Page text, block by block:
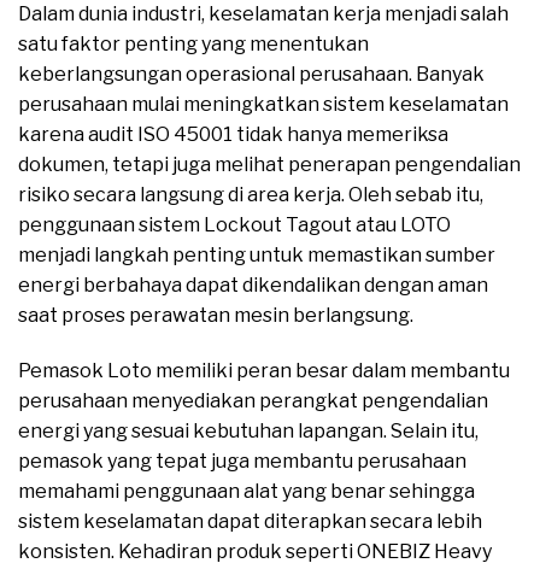
Dalam dunia industri, keselamatan kerja menjadi salah
satu faktor penting yang menentukan
keberlangsungan operasional perusahaan. Banyak
perusahaan mulai meningkatkan sistem keselamatan
karena audit ISO 45001 tidak hanya memeriksa
dokumen, tetapi juga melihat penerapan pengendalian
risiko secara langsung di area kerja. Oleh sebab itu,
penggunaan sistem Lockout Tagout atau LOTO
menjadi langkah penting untuk memastikan sumber
energi berbahaya dapat dikendalikan dengan aman
saat proses perawatan mesin berlangsung.
Pemasok Loto memiliki peran besar dalam membantu
perusahaan menyediakan perangkat pengendalian
energi yang sesuai kebutuhan lapangan. Selain itu,
pemasok yang tepat juga membantu perusahaan
memahami penggunaan alat yang benar sehingga
sistem keselamatan dapat diterapkan secara lebih
konsisten. Kehadiran produk seperti ONEBIZ Heavy